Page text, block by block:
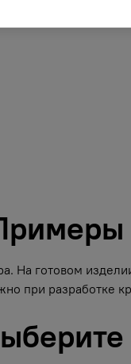
На готовом
при разработке